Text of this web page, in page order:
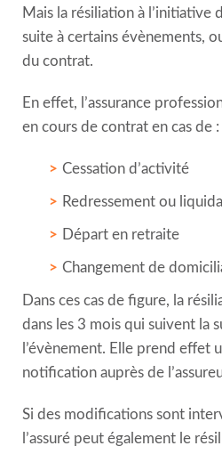
Mais la résiliation à l’initiative
suite à certains évènements,
du contrat.
En effet, l’assurance
en cours de contrat en cas de :
Cessation d’activité
Redressement ou
Départ en retraite
Changement de
Dans ces cas de figure, la
dans les 3 mois qui suivent la
l’évènement. Elle prend effet
notification auprès de
Si des modifications sont
l’assuré peut également le